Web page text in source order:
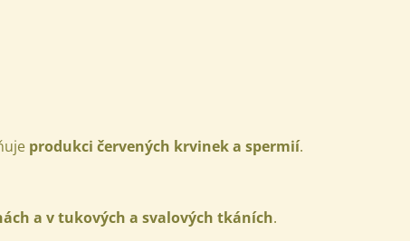
produkci červených krvinek a spermií.
a v tukových a svalových tkáních.